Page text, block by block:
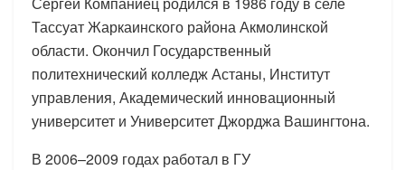
Тассуат Жаркаинского района Акмолинской
области. Окончил Государственный
политехнический колледж Астаны, Институт
управления, Академический инновационный
университет и Университет Джорджа Вашингтона.
В 2006–2009 годах работал в ГУ